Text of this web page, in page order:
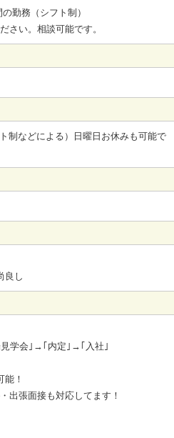
勤務（シフト制）
さい。相談可能です。
制などによる）日曜日お休みも可能で
良し
学会｣→｢内定｣→｢入社｣
能！
出張面接も対応してます！